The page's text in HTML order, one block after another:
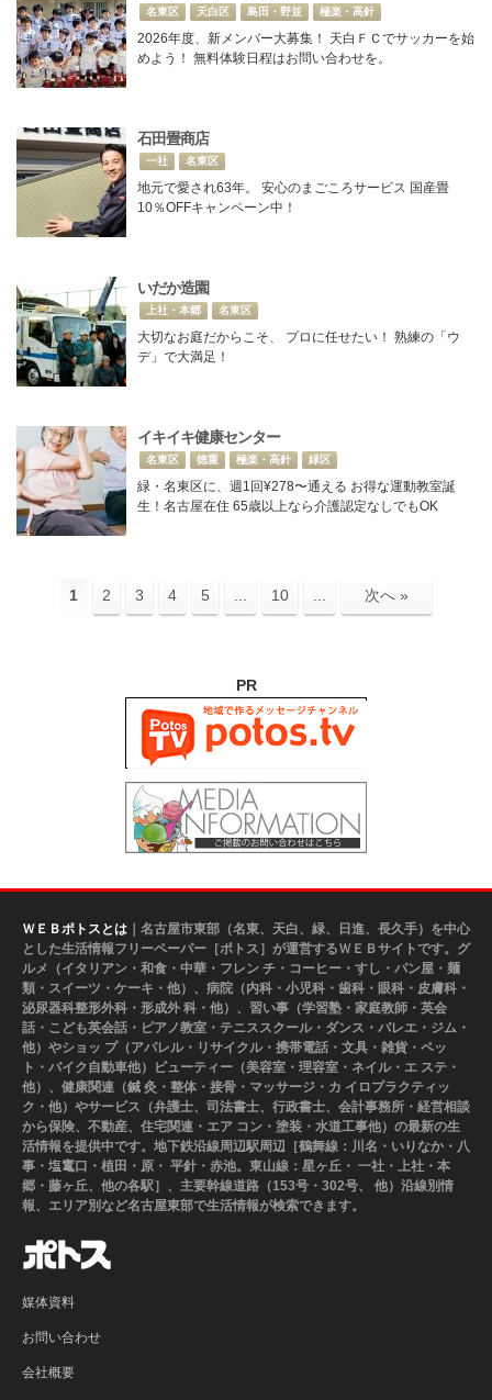
名東区 天白区 島田・野並 極楽・高針
2026年度、新メンバー大募集！ 天白ＦＣでサッカーを始
めよう！ 無料体験日程はお問い合わせを。
石田畳商店
一社 名東区
地元で愛され63年。 安心のまごころサービス 国産畳
10％OFFキャンペーン中！
いだか造園
上社・本郷 名東区
大切なお庭だからこそ、 プロに任せたい！ 熟練の「ウ
デ」で大満足！
イキイキ健康センター
名東区 徳重 極楽・高針 緑区
緑・名東区に、週1回¥278〜通える お得な運動教室誕
生！名古屋在住 65歳以上なら介護認定なしでもOK
1 2 3 4 5 10 次へ »
PR
ＷＥＢポトスとは ｜名古屋市東部（名東、天白、緑、日進、長久手）を中心
とした生活情報フリーペーパー［ポトス］が運営するＷＥＢサイトです。グ
ルメ（イタリアン・和食・中華・フレン チ・コーヒー・すし・パン屋・麺
類・スイーツ・ケーキ・他）、病院（内科・小児科・歯科・眼科・皮膚科・
泌尿器科整形外科・形成外 科・他）、習い事（学習塾・家庭教師・英会
話・こども英会話・ピアノ教室・テニススクール・ダンス・バレエ・ジム・
他）やショッ プ（アパレル・リサイクル・携帯電話・文具・雑貨・ペッ
ト・バイク自動車他）ビューティー（美容室・理容室・ネイル・エ ステ・
他）、健康関連（鍼 灸・整体・接骨・マッサージ・カ イロプラクティッ
ク・他）やサービス（弁護士、司法書士、行政書士、会計事務所・経営相談
から保険、不動産、住宅関連・エア コン・塗装・水道工事他）の最新の生
活情報を提供中です。地下鉄沿線周辺駅周辺［鶴舞線：川名・いりなか・八
事・塩竃口・植田・原・ 平針・赤池。東山線：星ヶ丘・ 一社・上社・本
郷・藤ヶ丘、他の各駅］、主要幹線道路（153号・302号、 他）沿線別情
報、エリア別など名古屋東部で生活情報が検索できます。
媒体資料
お問い合わせ
会社概要